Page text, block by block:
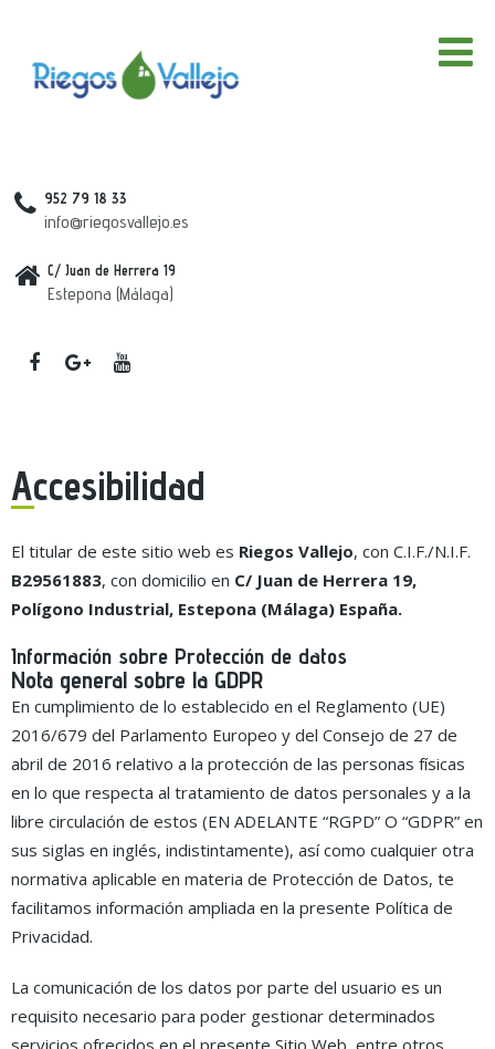
952 79 18 33
info@riegosvallejo.es
C/ Juan de Herrera 19
Estepona (Málaga)
Accesibilidad
El titular de este sitio web es Riegos Vallejo, con C.I.F./N.I.F.
B29561883, con domicilio en C/ Juan de Herrera 19,
Polígono Industrial, Estepona (Málaga) España.
Información sobre Protección de datos
Nota general sobre la GDPR
En cumplimiento de lo establecido en el Reglamento (UE)
2016/679 del Parlamento Europeo y del Consejo de 27 de
abril de 2016 relativo a la protección de las personas físicas
en lo que respecta al tratamiento de datos personales y a la
libre circulación de estos (EN ADELANTE “RGPD” O “GDPR” en
sus siglas en inglés, indistintamente), así como cualquier otra
normativa aplicable en materia de Protección de Datos, te
facilitamos información ampliada en la presente Política de
Privacidad.
La comunicación de los datos por parte del usuario es un
requisito necesario para poder gestionar determinados
servicios ofrecidos en el presente Sitio Web, entre otros,